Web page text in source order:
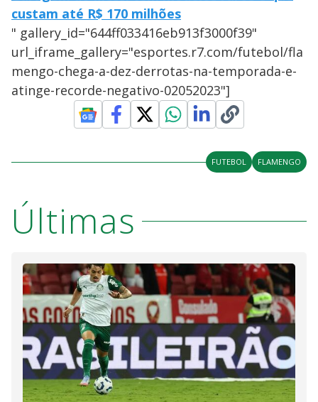
custam até R$ 170 milhões
" gallery_id="644ff033416eb913f3000f39"
url_iframe_gallery="esportes.r7.com/futebol/fla
mengo-chega-a-dez-derrotas-na-temporada-e-
atinge-recorde-negativo-02052023"]
FUTEBOL FLAMENGO
Últimas